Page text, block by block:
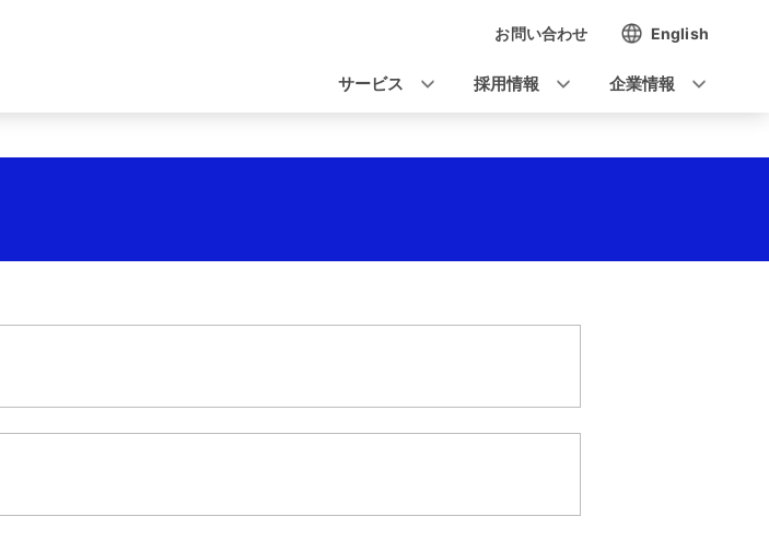
ビ
ゲ
ー
お問い合わせ English
サービス 採用情報 企業情報